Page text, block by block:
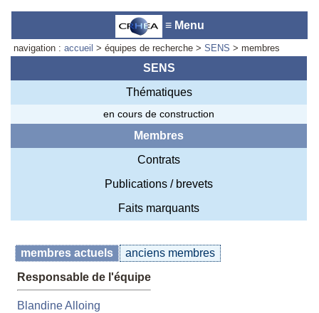
≡ Menu
navigation :accueil > équipes de recherche >SENS > membres
SENS
Thématiques
en cours de construction
Membres
Contrats
Publications / brevets
Faits marquants
membres actuels
anciens membres
Responsable de l'équipe
Blandine Alloing
Accueil du laboratoire :Anne-
Marie Cornuet
Téléphone: +33 4 93 95 42 00
Webmestre